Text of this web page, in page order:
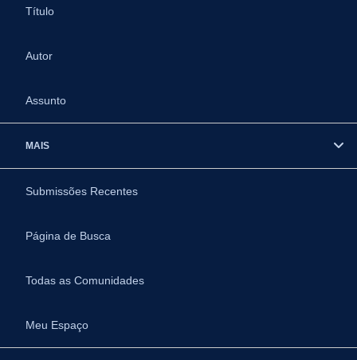
Título
Autor
Assunto
MAIS
Submissões Recentes
Página de Busca
Todas as Comunidades
Meu Espaço